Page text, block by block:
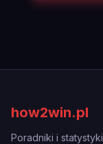
how2win.pl
Poradniki i